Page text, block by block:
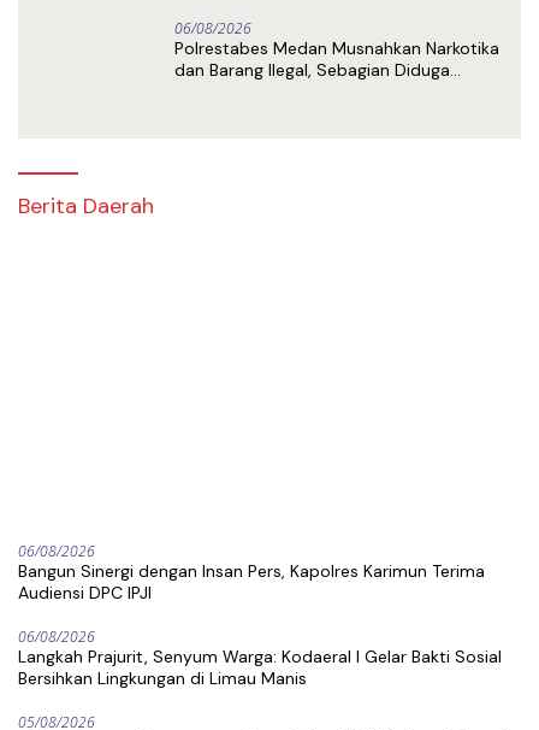
06/08/2026
Polrestabes Medan Musnahkan Narkotika
dan Barang Ilegal, Sebagian Diduga
Berita Daerah
06/08/2026
Bangun Sinergi dengan Insan Pers, Kapolres Karimun Terima
Audiensi DPC IPJI
06/08/2026
Langkah Prajurit, Senyum Warga: Kodaeral I Gelar Bakti Sosial
Bersihkan Lingkungan di Limau Manis
05/08/2026